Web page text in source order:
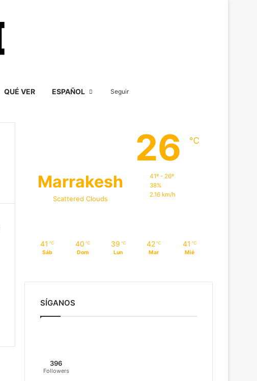
QUÉ VER ESPAÑOL Seguir
Marrakesh
Scattered Clouds
26 ℃
41º - 26º
38%
2.16 km/h
41 ℃
Sáb
40 ℃
Dom
39 ℃
Lun
42 ℃
Mar
41 ℃
Mié
SÍGANOS
396
Followers